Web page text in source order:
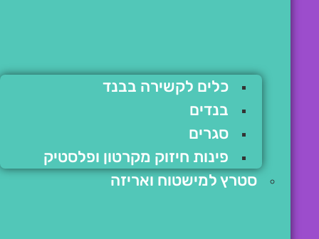
כלים לקשירה בבנד
בנדים
סגרים
פינות חיזוק מקרטון ופלסטיק
סטרץ למישטוח ואריזה